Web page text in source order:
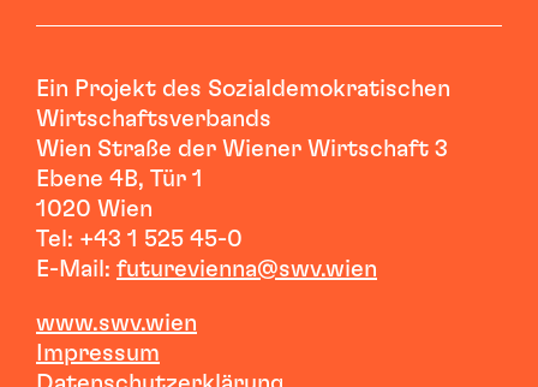
Ein Projekt des Sozialdemokratischen
Wirtschaftsverbands
Wien Straße der Wiener Wirtschaft 3
Ebene 4B, Tür 1
1020 Wien
Tel: +43 1 525 45-0
E-Mail: futurevienna@swv.wien
www.swv.wien
mpressum